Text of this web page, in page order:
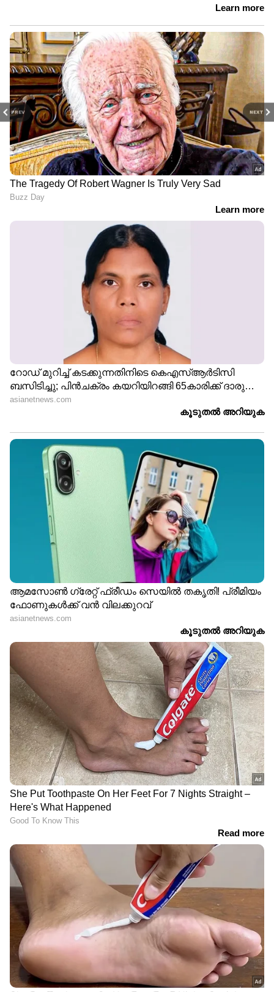
PREV NEXT